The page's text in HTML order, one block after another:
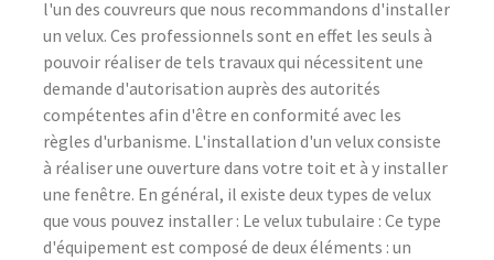
l'un des couvreurs que nous recommandons d'installer
un velux. Ces professionnels sont en effet les seuls à
pouvoir réaliser de tels travaux qui nécessitent une
demande d'autorisation auprès des autorités
compétentes afin d'être en conformité avec les
règles d'urbanisme. L'installation d'un velux consiste
à réaliser une ouverture dans votre toit et à y installer
une fenêtre. En général, il existe deux types de velux
que vous pouvez installer : Le velux tubulaire : Ce type
d'équipement est composé de deux éléments : un